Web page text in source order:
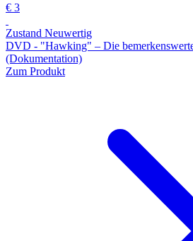
€ 3
Zustand Neuwertig
DVD - "Hawking" – Die
(Dokumentation)
Zum Produkt